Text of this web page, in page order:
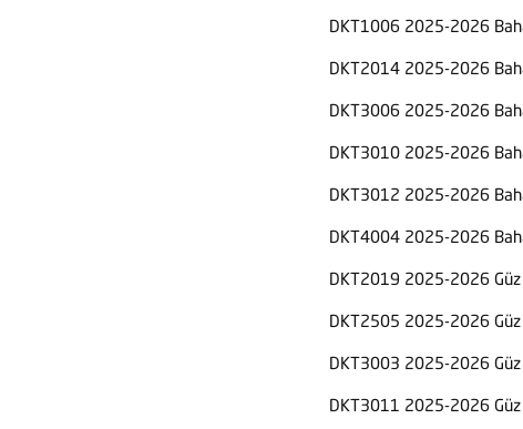
DKT1006 2025-2026
DKT2014 2025-2026
DKT3006 2025-2026
DKT3010 2025-2026
DKT3012 2025-2026
DKT4004 2025-2026
DKT2019 2025-2026 Güz
DKT2505 2025-2026 Güz
DKT3003 2025-2026 Güz
DKT3011 2025-2026 Güz